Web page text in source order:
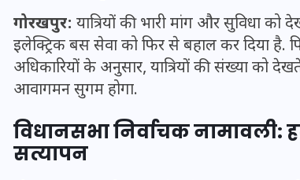
गोरखपुर: यात्रियों की भारी मांग और सुविधा
इलेक्ट्रिक बस सेवा को फिर से बहाल कर दिया
अधिकारियों के अनुसार, यात्रियों की संख्या को
आवागमन सुगम होगा.
विधानसभा निर्वाचक नामावली:
सत्यापन